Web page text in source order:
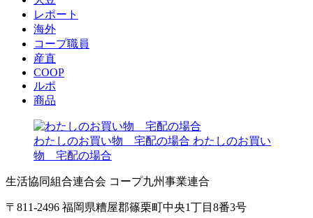
レポート
海外
コープ職員
産直
COOP
ルポ
商品
わたしのお買い物 宅配の場合 わたしのお買い
物 宅配の場合
生活協同組合連合会 コープ九州事業連合
〒811-2496 福岡県糟屋郡篠栗町中央1丁目8番3号